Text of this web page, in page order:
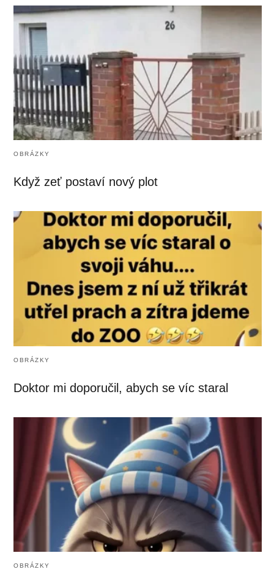
OBRÁZKY
Když zeť postaví nový plot
OBRÁZKY
Doktor mi doporučil, abych se víc staral
OBRÁZKY